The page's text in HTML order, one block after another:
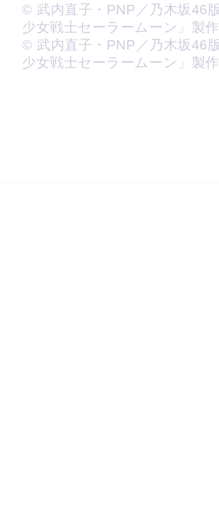
© 武内直子・PNP／乃木坂46
少女戦士セーラームーン」製
© 武内直子・PNP／乃木坂46
少女戦士セーラームーン」製